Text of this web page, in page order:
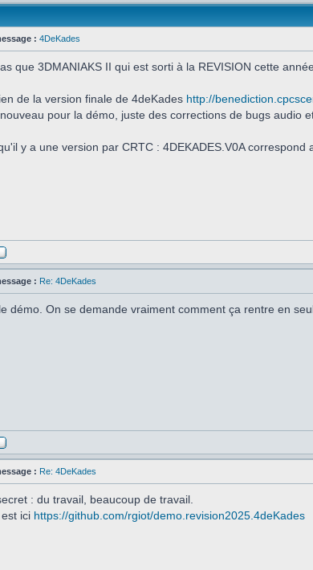
: 4DeKades
que 3DMANIAKS II qui est sorti à la REVISION cette
de la version finale de 4deKades http://
pour la démo, juste des corrections de bugs audio
y a une version par CRTC : 4DEKADES.V0A correspond
: Re: 4DeKades
démo. On se demande vraiment comment ça rentre en
: Re: 4DeKades
: du travail, beaucoup de travail.
ici https://github.com/rgiot/demo.revision2025.4deKades